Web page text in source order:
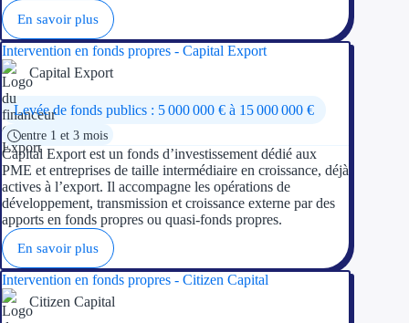
Aides Région
Aides Région
Aides Région
Aides Région
Aides Région
En savoir plus
Intervention en fonds propres - Capital Export
Capital Export
Levée de fonds publics : 5 000 000 € à 15 000 000 €
entre 1 et 3 mois
Capital Export est un fonds d’investissement dédié aux
PME et entreprises de taille intermédiaire en croissance, déjà
actives à l’export. Il accompagne les opérations de
développement, transmission et croissance externe par des
apports en fonds propres ou quasi-fonds propres.
En savoir plus
Intervention en fonds propres - Citizen Capital
Citizen Capital